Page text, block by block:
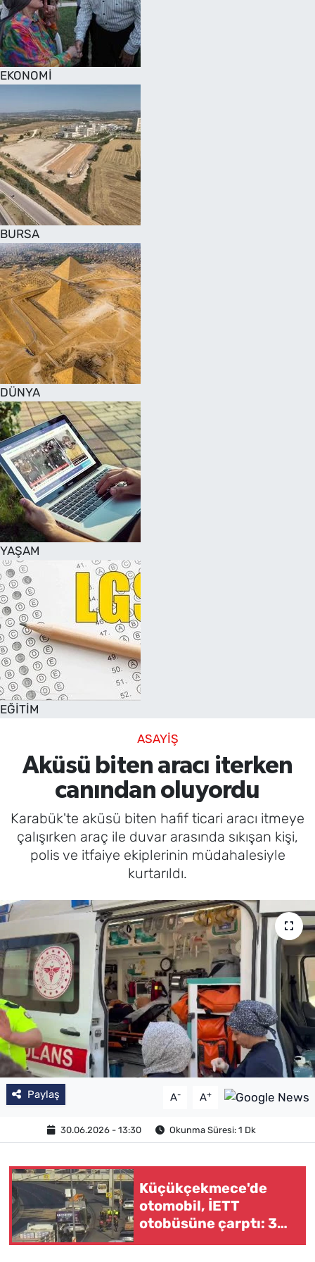
EKONOMİ
BURSA
DÜNYA
YAŞAM
EĞİTİM
ASAYİŞ
Aküsü biten aracı iterken
canından oluyordu
Karabük'te aküsü biten hafif ticari aracı itmeye
çalışırken araç ile duvar arasında sıkışan kişi,
polis ve itfaiye ekiplerinin müdahalesiyle
kurtarıldı.
Paylaş A- A+
30.06.2026 - 13:30 Okunma Süresi: 1 Dk
Küçükçekmece'de
otomobil, İETT
otobüsüne çarptı: 3
SAĞLIK
TV REHBERİ